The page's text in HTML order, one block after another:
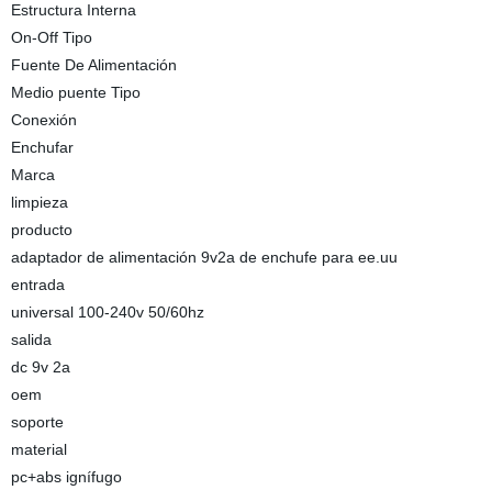
Estructura Interna
On-Off Tipo
Fuente De Alimentación
Medio puente Tipo
Conexión
Enchufar
Marca
limpieza
producto
adaptador de alimentación 9v2a de enchufe para ee.uu
entrada
universal 100-240v 50/60hz
salida
dc 9v 2a
oem
soporte
material
pc+abs ignífugo